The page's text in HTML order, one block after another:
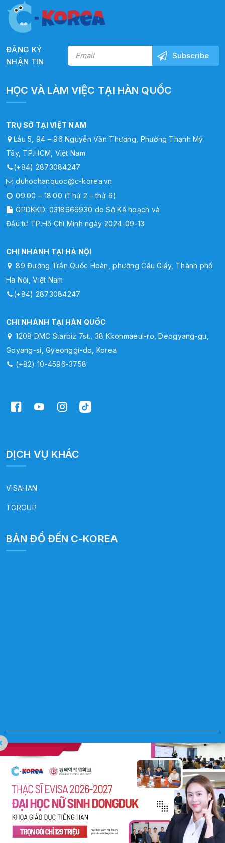
ĐĂNG KÝ
NHẬN TIN
HỌC VÀ LÀM VIỆC TẠI HÀN QUỐC
TRỤ SỞ TẠI VIỆT NAM
Lầu 5, 94 – 96 Nguyễn Văn Thương, Phường Thạnh Mỹ
Tây, TP.HCM, Việt Nam
(+84) 2873084247
duhochanquoc@c-korea.vn
09:00 – 18:00 (Thứ 2 – thứ 6)
GPDKKD: 0318666930 do Sở Kế hoạch và
Đầu tư TP.Hồ Chí Minh ngày 2024-09-13
CHI NHÁNH TẠI HÀ NỘI
89 Đường Trần Quốc Hoàn, phường Cầu Giấy, Thành phố
Hà Nội, Việt Nam
(+84) 2873084247
CHI NHÁNH TẠI HÀN QUỐC
1208 DMC Starbiz 7st., 38 Kkonmaeul-ro, Deogyang-gu,
Goyang-si, Gyeonggi-do, Korea
(+82) 10-4596-3758
DỊCH VỤ KHÁC
VISAHAN
TGROUP
BẢN ĐỒ ĐẾN C-KOREA
C-Korea All Rights Reserved. Website Designed byPima Digital